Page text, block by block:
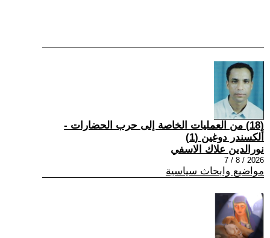
(18) من العمليات الخاصة إلى حرب الحضارات -
ألكسندر دوغين (1)
نورالدين علاك الاسفي
2026 / 8 / 7
مواضيع وابحاث سياسية